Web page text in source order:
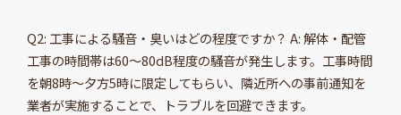
Q2: 工事による騒音・臭いはどの程度ですか？ A: 解体・配管
工事の時間帯は60～80dB程度の騒音が発生します。工事時間
を朝8時～夕方5時に限定してもらい、隣近所への事前通知を
業者が実施することで、トラブルを回避できます。